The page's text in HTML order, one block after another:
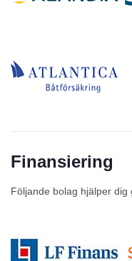
Finansiering
Följande bolag hjälper dig